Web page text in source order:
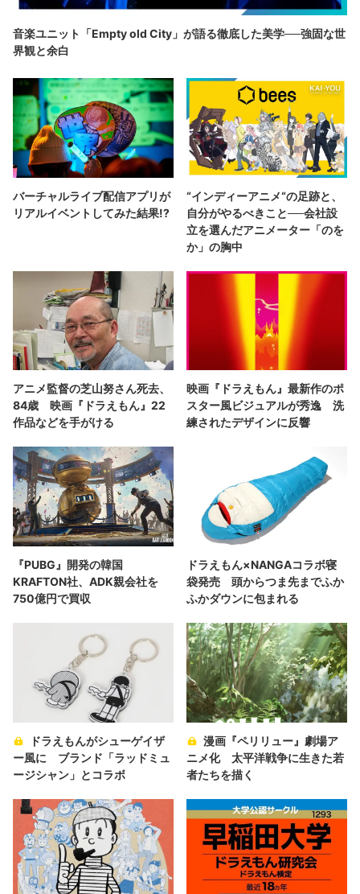
音楽ユニット「Empty old City」が語る徹底した美学──強固な世
界観と余白
バーチャルライブ配信アプリが
リアルイベントしてみた結果!?
“インディーアニメ“の足跡と、
自分がやるべきこと──会社設
立を選んだアニメーター「のを
か」の胸中
アニメ監督の芝山努さん死去、
84歳 映画『ドラえもん』22
作品などを手がける
映画『ドラえもん』最新作のポ
スター風ビジュアルが秀逸 洗
練されたデザインに反響
『PUBG』開発の韓国
KRAFTON社、ADK親会社を
750億円で買収
ドラえもん×NANGAコラボ寝
袋発売 頭からつま先までふか
ふかダウンに包まれる
ドラえもんがシューゲイザ
ー風に ブランド「ラッドミュ
ージシャン」とコラボ
漫画『ペリリュー』劇場ア
ニメ化 太平洋戦争に生きた若
者たちを描く